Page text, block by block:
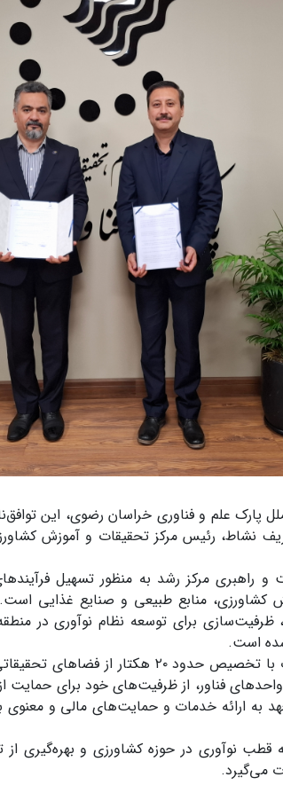
پارک علم و فناوری خراسان رضوی، این
نشاط، رئیس مرکز تحقیقات و آموزش
راهبری مرکز رشد به منظور تسهیل
منابع طبیعی و صنایع غذایی است.
برای توسعه نظام نوآوری در
است.
طبق مفاد این قرارداد، مرکز تحقیقات با
فناور، از ظرفیت‌های خود برای حمایت
به ارائه خدمات و حمایت‌های مالی و
نوآوری در حوزه کشاورزی و بهره‌گیری از
می‌گیرد.